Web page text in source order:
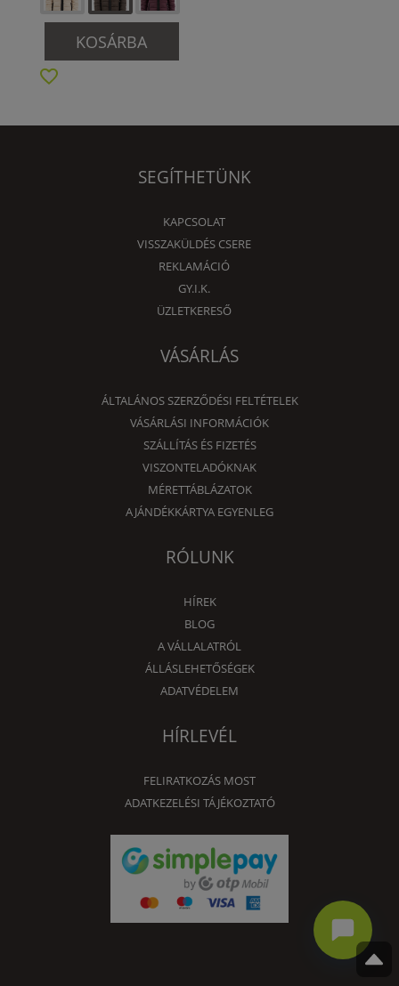
KOSÁRBA
SEGÍTHETÜNK
KAPCSOLAT
VISSZAKÜLDÉS CSERE
REKLAMÁCIÓ
GY.I.K.
ÜZLETKERESŐ
VÁSÁRLÁS
ÁLTALÁNOS SZERZŐDÉSI FELTÉTELEK
VÁSÁRLÁSI INFORMÁCIÓK
SZÁLLÍTÁS ÉS FIZETÉS
VISZONTELADÓKNAK
MÉRETTÁBLÁZATOK
AJÁNDÉKKÁRTYA EGYENLEG
RÓLUNK
HÍREK
BLOG
A VÁLLALATRÓL
ÁLLÁSLEHETŐSÉGEK
ADATVÉDELEM
HÍRLEVÉL
FELIRATKOZÁS MOST
ADATKEZELÉSI TÁJÉKOZTATÓ